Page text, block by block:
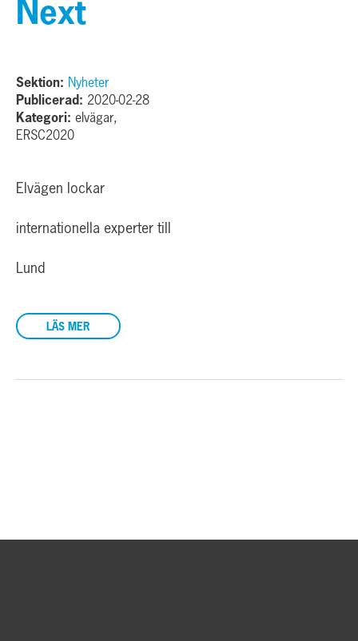
Next
Sektion: Nyheter
Publicerad: 2020-02-28
Kategori: elvägar,
ERSC2020
Elvägen lockar
internationella experter till
Lund
LÄS MER